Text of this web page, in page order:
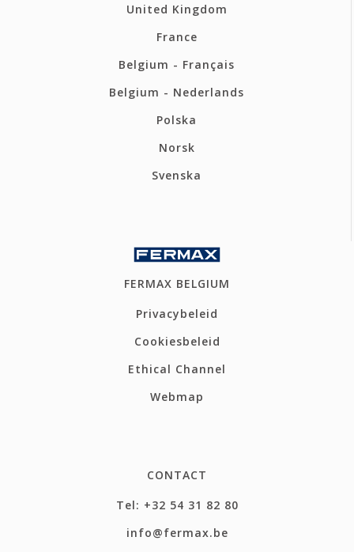
United Kingdom
France
Belgium - Français
Belgium - Nederlands
Polska
Norsk
Svenska
FERMAX BELGIUM
Privacybeleid
Cookiesbeleid
Ethical Channel
Webmap
CONTACT
Tel: +32 54 31 82 80
info@fermax.be